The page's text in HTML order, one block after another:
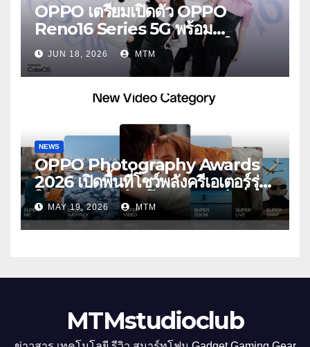
OPPO เตรียมเปิดตัว OPPO
Reno16 Series 5G พร้อม
ประกาศ BABYMONSTER ใน
ฐานะ Reno Girls ชวนสัมผัส
ประสบการณ์ถ่ายภาพมุมกว้างพิเศษที่
อัปเกรดไปอีกขั้น กับ 4 สี 4 เทรนดี้
JUN 18, 2026 MTM
NEWS
OPPO Photography Awards
2026 เปิดพื้นที่โชว์พลังครีเอเตอร์รุ่น
ใหม่ รับเทรนด์วิดีโอคอนเทนต์ เพิ่ม
หมวด “Super Video” ครั้งแรก
MAY 19, 2026 MTM
MTMstudioclub